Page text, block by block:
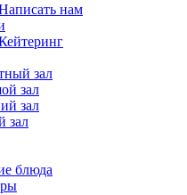
нам
зал
зал
зал
зал
блюда